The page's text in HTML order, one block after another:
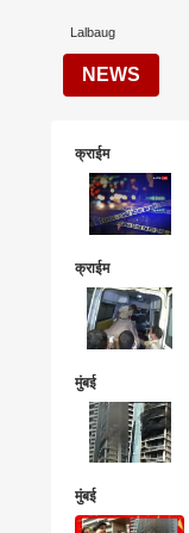
Lalbaug
NEWS
क्राईम
क्राईम
मुंबई
मुंबई